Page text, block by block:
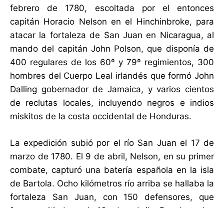
febrero de 1780, escoltada por el entonces
capitán Horacio Nelson en el Hinchinbroke, para
atacar la fortaleza de San Juan en Nicaragua, al
mando del capitán John Polson, que disponía de
400 regulares de los 60º y 79º regimientos, 300
hombres del Cuerpo Leal irlandés que formó John
Dalling gobernador de Jamaica, y varios cientos
de reclutas locales, incluyendo negros e indios
miskitos de la costa occidental de Honduras.
La expedición subió por el río San Juan el 17 de
marzo de 1780. El 9 de abril, Nelson, en su primer
combate, capturó una batería española en la isla
de Bartola. Ocho kilómetros río arriba se hallaba la
fortaleza San Juan, con 150 defensores, que